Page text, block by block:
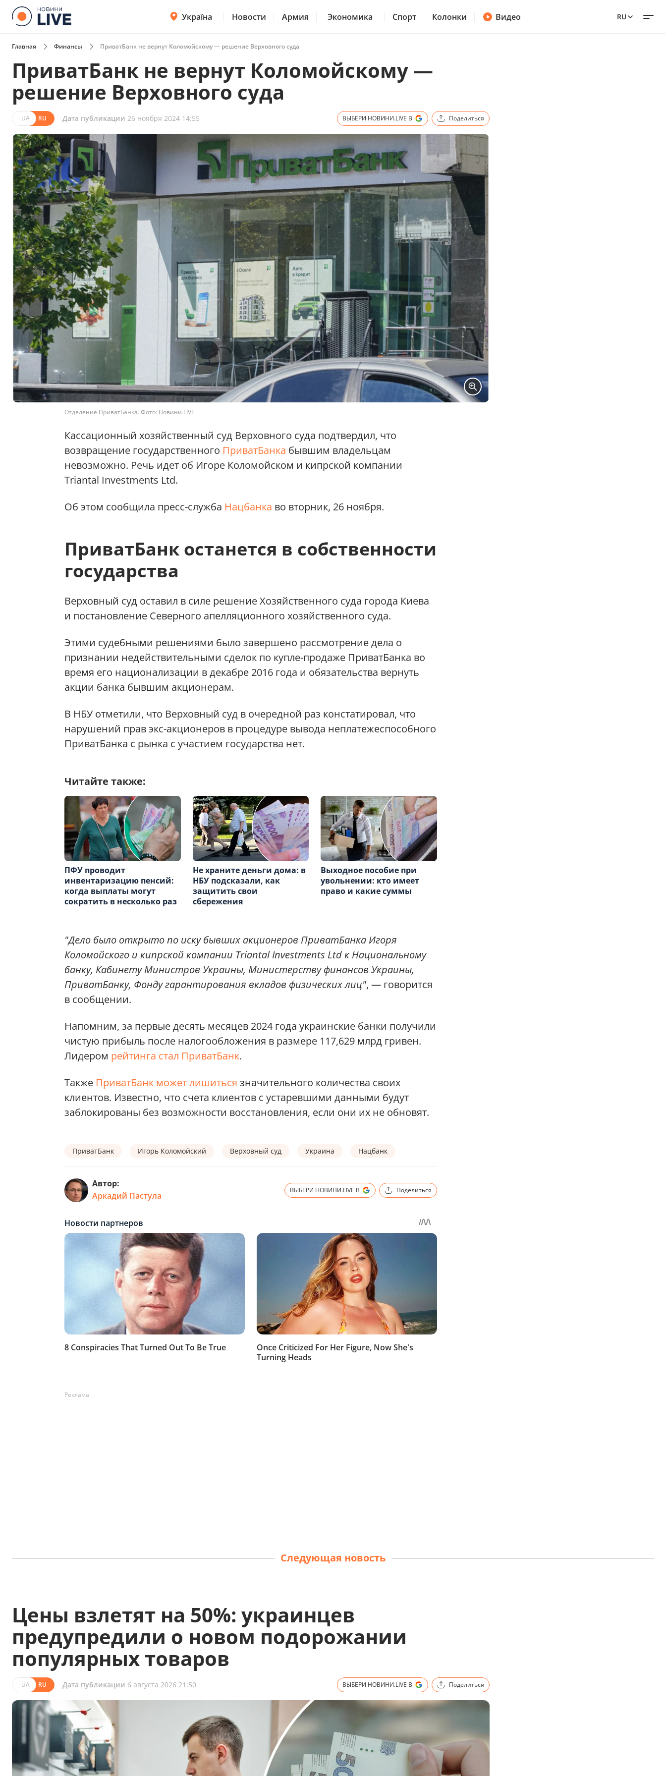
Україна Новости Армия Экономика Спорт Колонки Видео RU
Главная Финансы ПриватБанк не вернут Коломойскому — решение Верховного суда
ПриватБанк не вернут Коломойскому —
решение Верховного суда
UA RU Дата публикации 26 ноября 2024 14:55 ВЫБЕРИ НОВИНИ.LIVE В Поделиться
Отделение ПриватБанка. Фото: Новини.LIVE
Кассационный хозяйственный суд Верховного суда подтвердил, что
возвращение государственного ПриватБанка бывшим владельцам
невозможно. Речь идет об Игоре Коломойском и кипрской компании
Triantal Investments Ltd.
Об этом сообщила пресс-служба Нацбанка во вторник, 26 ноября.
ПриватБанк останется в собственности
государства
Верховный суд оставил в силе решение Хозяйственного суда города Киева
и постановление Северного апелляционного хозяйственного суда.
Этими судебными решениями было завершено рассмотрение дела о
признании недействительными сделок по купле-продаже ПриватБанка во
время его национализации в декабре 2016 года и обязательства вернуть
акции банка бывшим акционерам.
В НБУ отметили, что Верховный суд в очередной раз констатировал, что
нарушений прав экс-акционеров в процедуре вывода неплатежеспособного
ПриватБанка с рынка с участием государства нет.
Читайте также:
ПФУ проводит
инвентаризацию пенсий:
когда выплаты могут
сократить в несколько раз
Не храните деньги дома: в
НБУ подсказали, как
защитить свои
сбережения
Выходное пособие при
увольнении: кто имеет
право и какие суммы
"Дело было открыто по иску бывших акционеров ПриватБанка Игоря
Коломойского и кипрской компании Triantal Investments Ltd к Национальному
банку, Кабинету Министров Украины, Министерству финансов Украины,
ПриватБанку, Фонду гарантирования вкладов физических лиц", — говорится
в сообщении.
Напомним, за первые десять месяцев 2024 года украинские банки получили
чистую прибыль после налогообложения в размере 117,629 млрд гривен.
Лидером рейтинга стал ПриватБанк.
Также ПриватБанк может лишиться значительного количества своих
клиентов. Известно, что счета клиентов с устаревшими данными будут
заблокированы без возможности восстановления, если они их не обновят.
ПриватБанк Игорь Коломойский Верховный суд Украина Нацбанк
Автор:
Аркадий Пастула
ВЫБЕРИ НОВИНИ.LIVE В Поделиться
Реклама
Следующая новость
Цены взлетят на 50%: украинцев
предупредили о новом подорожании
популярных товаров
UA RU Дата публикации 6 августа 2026 21:50 ВЫБЕРИ НОВИНИ.LIVE В Поделиться